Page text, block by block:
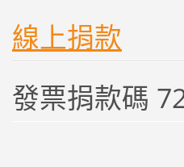
線上捐款
發票捐款碼